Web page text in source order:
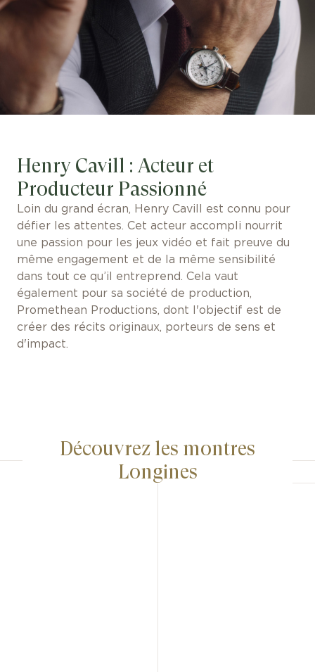
Henry Cavill : Acteur et
Producteur Passionné
Loin du grand écran, Henry Cavill est connu pour
défier les attentes. Cet acteur accompli nourrit
une passion pour les jeux vidéo et fait preuve du
même engagement et de la même sensibilité
dans tout ce qu’il entreprend. Cela vaut
également pour sa société de production,
Promethean Productions, dont l'objectif est de
créer des récits originaux, porteurs de sens et
d'impact.
Découvrez les montres
Longines